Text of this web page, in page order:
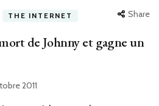
THE INTERNET Share
de Johnny et gagne un
2011